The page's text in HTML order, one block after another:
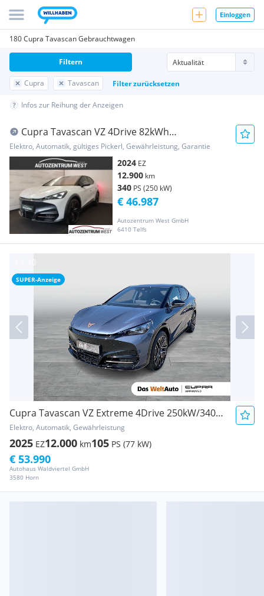
Einloggen
180 Cupra Tavascan Gebrauchtwagen
Cupra Tavascan Filter zurücksetzen
Filtern
Infos zur Reihung der Anzeigen
Cupra Tavascan VZ 4Drive 82kWh
*Adrenaline*...Matrix/...
Elektro, Automatik, gültiges Pickerl, Gewährleistung, Garantie
2024 EZ
12.900 km
340 PS (250 kW)
Autozentrum West GmbH
6410 Telfs
€ 46.987
SUPER-Anzeige
Cupra Tavascan VZ Extreme 4Drive 250kW/340PS
Elektro, Automatik, Gewährleistung
2025 EZ12.000 km105 PS (77 kW)
Autohaus Waldviertel GmbH
3580 Horn
€ 53.990